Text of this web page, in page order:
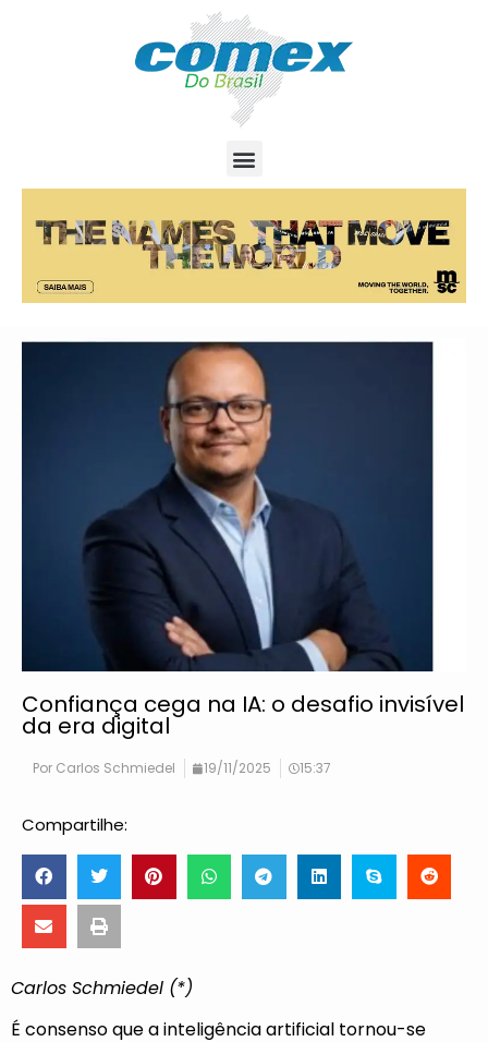
Confiança cega na IA: o desafio invisível
da era digital
Por Carlos Schmiedel 19/11/2025 15:37
Compartilhe:
Carlos Schmiedel (*)
É consenso que a inteligência artificial tornou-se